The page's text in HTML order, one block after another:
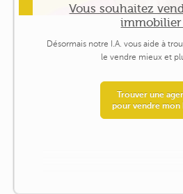
Vous souhaitez
immobilier
Désormais notre I.A. vous aide à
le vendre mieux et
Trouver une
pour vendre mon